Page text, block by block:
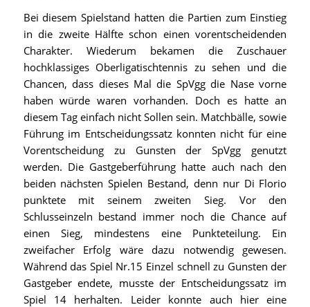
Bei diesem Spielstand hatten die Partien zum Einstieg
in die zweite Hälfte schon einen vorentscheidenden
Charakter. Wiederum bekamen die Zuschauer
hochklassiges Oberligatischtennis zu sehen und die
Chancen, dass dieses Mal die SpVgg die Nase vorne
haben würde waren vorhanden. Doch es hatte an
diesem Tag einfach nicht Sollen sein. Matchbälle, sowie
Führung im Entscheidungssatz konnten nicht für eine
Vorentscheidung zu Gunsten der SpVgg genutzt
werden. Die Gastgeberführung hatte auch nach den
beiden nächsten Spielen Bestand, denn nur Di Florio
punktete mit seinem zweiten Sieg. Vor den
Schlusseinzeln bestand immer noch die Chance auf
einen Sieg, mindestens eine Punkteteilung. Ein
zweifacher Erfolg wäre dazu notwendig gewesen.
Während das Spiel Nr.15 Einzel schnell zu Gunsten der
Gastgeber endete, musste der Entscheidungssatz im
Spiel 14 herhalten. Leider konnte auch hier eine